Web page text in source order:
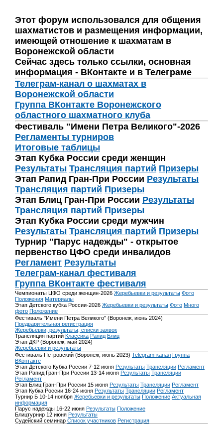
Этот форум использовался для общения
шахматистов и размещения информации,
имеющей отношение к шахматам в
Воронежской области
Сейчас здесь только ссылки, основная
информация - ВКонтакте и в Телеграме
Телеграм-канал о шахматах в
Воронежской области
Группа ВКонтакте Воронежского
областного шахматного клуба
Фестиваль "Имени Петра Великого"-2026
Регламенты турниров
Итоговые таблицы
Этап Кубка России среди женщин
Результаты Трансляция партий Призеры
Этап Рапид Гран-При России Результаты
Трансляция партий Призеры
Этап Блиц Гран-При России Результаты
Трансляция партий Призеры
Этап Кубка России среди мужчин
Результаты Трансляция партий Призеры
Турнир "Парус надежды" - открытое
первенство ЦФО среди инвалидов
Регламент Результаты
Телеграм-канал фестиваля
Группа ВКонтакте фестиваля
Чемпионаты ЦФО среди женщин-2026 Жеребьевки и результаты Фото
Положения Материалы
Этап Детского кубка России-2026 Жеребьевки и результаты Фото Много
фото Положение
Фестиваль "Имени Петра Великого" (Воронеж, июнь 2024)
Предварительная регистрация
Жеребьевки, результаты, списки заявок
Трансляция партий Классика Рапид Блиц
Этап ДКР (Воронеж, май 2024)
Жеребьевки и результаты
Фестиваль Петровский (Воронеж, июнь 2023) Telegram-канал Группа
ВКонтакте
Этап Детского Кубка России 7-12 июня Результаты Трансляции Регламент
Этап Рапид Гран-При России 13-14 июня Результаты Трансляции
Регламент
Этап Блиц Гран-При России 15 июня Результаты Трансляции Регламент
Этап Кубка России 16-24 июня Результаты Трансляции Регламент
Турнир Б 10-14 ноября Жеребьевки и результаты Положение Актуальная
информация
Парус надежды 16-22 июня Результаты Положение
Блицтурнир 12 июня Результаты
Судейский семинар Список участников Регистрация